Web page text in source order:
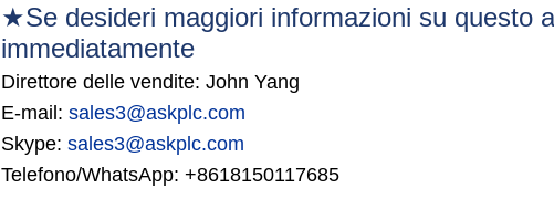
★Se desideri maggiori informazioni su questo
immediatamente
Direttore delle vendite: John Yang
E-mail: sales3@askplc.com
Skype:sales3@askplc.com
Telefono/WhatsApp:+8618150117685